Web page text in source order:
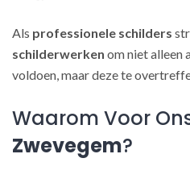
Als professionele schilders
schilderwerken om niet alleen
voldoen, maar deze te
Waarom Voor
Zwevegem?